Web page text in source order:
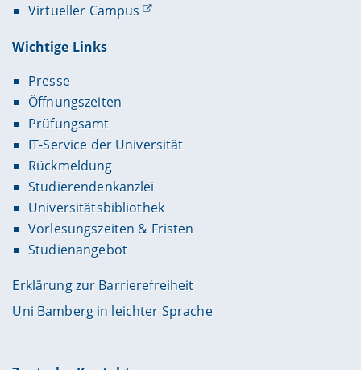
Virtueller Campus
Wichtige Links
Presse
Öffnungszeiten
Prüfungsamt
IT-Service der Universität
Rückmeldung
Studierendenkanzlei
Universitätsbibliothek
Vorlesungszeiten & Fristen
Studienangebot
Erklärung zur Barrierefreiheit
Uni Bamberg in leichter Sprache